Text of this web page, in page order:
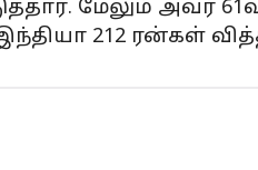
மேலும் அவர்
212 ரன்கள்